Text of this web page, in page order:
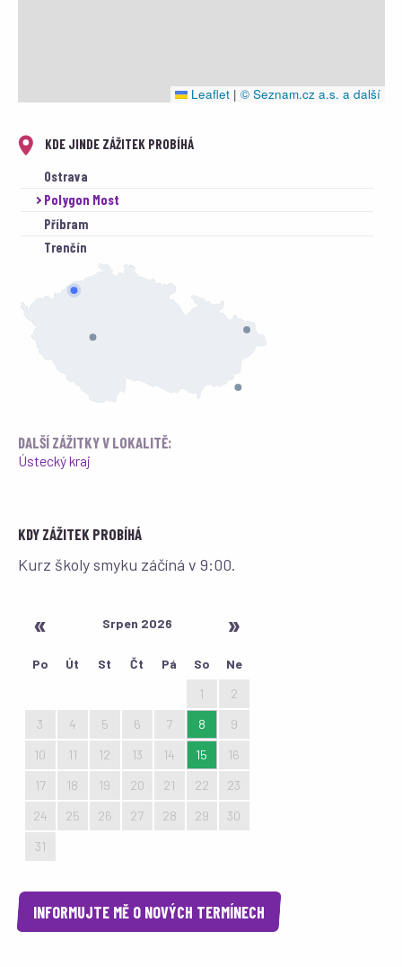
Leaflet | © Seznam.cz a.s. a další
KDE JINDE ZÁŽITEK PROBÍHÁ
Ostrava
Polygon Most
Příbram
Trenčín
DALŠÍ ZÁŽITKY V LOKALITĚ:
Ústecký kraj
KDY ZÁŽITEK PROBÍHÁ
Kurz školy smyku záčíná v 9:00.
Srpen 2026
Po Út St Čt Pá So
Ne
1
2
3
4 5 6 7 8
9
10
11 12 13 14 15
16
17
18 19 20 21 22
23
24
25 26 27 28 29
30
31
INFORMUJTE MĚ O NOVÝCH TERMÍNECH